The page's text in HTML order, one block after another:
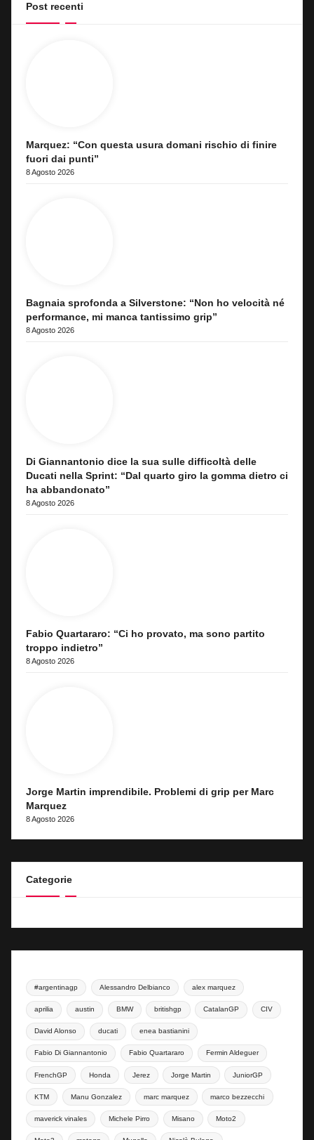
Post recenti
Marquez: “Con questa usura domani rischio di finire
fuori dai punti”
8 Agosto 2026
Bagnaia sprofonda a Silverstone: “Non ho velocità né
performance, mi manca tantissimo grip”
8 Agosto 2026
Di Giannantonio dice la sua sulle difficoltà delle
Ducati nella Sprint: “Dal quarto giro la gomma dietro ci
ha abbandonato”
8 Agosto 2026
Fabio Quartararo: “Ci ho provato, ma sono partito
troppo indietro”
8 Agosto 2026
Jorge Martin imprendibile. Problemi di grip per Marc
Marquez
8 Agosto 2026
Categorie
#argentinagp Alessandro Delbianco alex marquez
aprilia austin BMW britishgp CatalanGP CIV
David Alonso ducati enea bastianini
Fabio Di Giannantonio Fabio Quartararo Fermin Aldeguer
FrenchGP Honda Jerez Jorge Martin JuniorGP
KTM Manu Gonzalez marc marquez marco bezzecchi
maverick vinales Michele Pirro Misano Moto2